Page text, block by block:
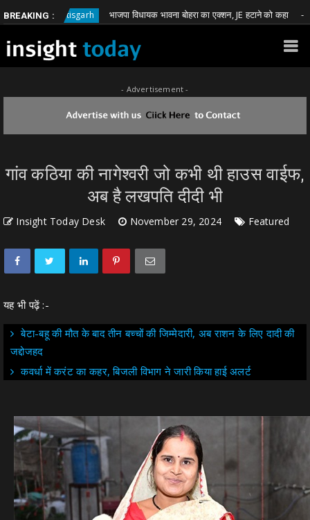
BREAKING :
Chhattisgarh भाजपा विधायक भावना बोहरा का एक्शन, JE हटाने को कहा
- Advertisement -
गांव कठिया की नागेश्वरी जो कभी थी हाउस वाईफ,
अब है लखपति दीदी भी
Insight Today Desk November 29, 2024 Featured
यह भी पढ़ें :-
बेटा-बहू की मौत के बाद तीन बच्चों की जिम्मेदारी, अब राशन के लिए दादी की
जद्दोजहद
कवर्धा में करंट का कहर, बिजली विभाग ने जारी किया हाई अलर्ट